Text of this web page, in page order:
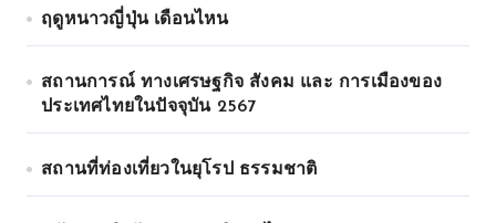
ฤดูหนาวญี่ปุ่น เดือนไหน
สถานการณ์ ทางเศรษฐกิจ สังคม และ การเมืองของ
ประเทศไทยในปัจจุบัน 2567
สถานที่ท่องเที่ยวในยุโรป ธรรมชาติ